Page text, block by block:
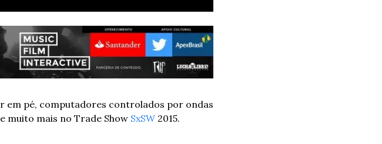
em pé, computadores controlados por ondas
muito mais no Trade Show SxSW 2015.